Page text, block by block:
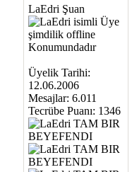
LaEdri Şuan
Üyelik Tarihi:
12.06.2006
Mesajlar: 6.011
Tecrübe Puanı: 1346